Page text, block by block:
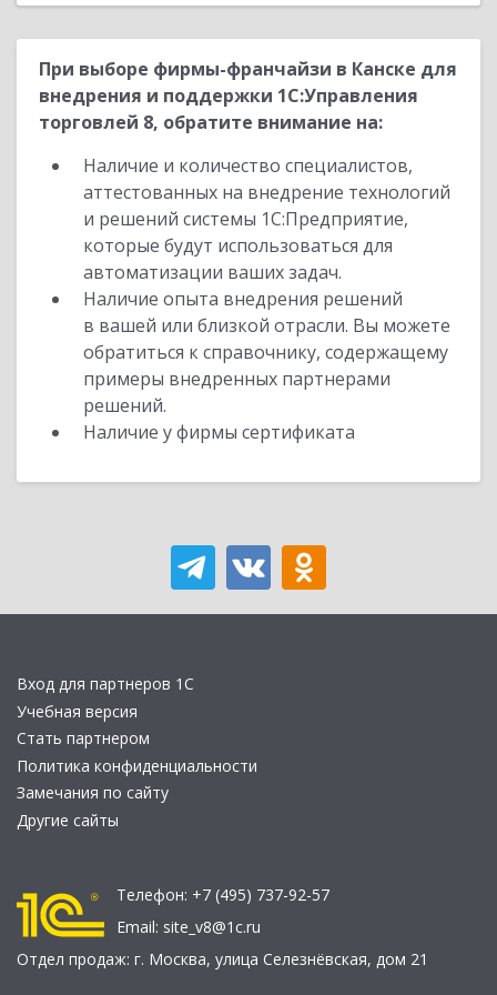
При выборе фирмы-франчайзи в Канске для
внедрения и поддержки 1С:Управления
торговлей 8, обратите внимание на:
Наличие и количество специалистов,
аттестованных на внедрение технологий
и решений системы 1С:Предприятие,
которые будут использоваться для
автоматизации ваших задач.
Наличие опыта внедрения решений
в вашей или близкой отрасли. Вы можете
обратиться к справочнику, содержащему
примеры внедренных партнерами
решений.
Наличие у фирмы сертификата
Вход для партнеров 1С
Учебная версия
Стать партнером
Политика конфиденциальности
Замечания по сайту
Другие сайты
Телефон: +7 (495) 737-92-57
Email: site_v8@1c.ru
Отдел продаж: г. Москва, улица Селезнёвская, дом 21